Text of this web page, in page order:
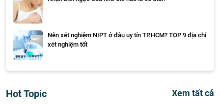
Nên xét nghiệm NIPT ở đâu uy tín TP.HCM? TOP 9 địa chỉ
xét nghiệm tốt
Hot Topic Xem tất cả